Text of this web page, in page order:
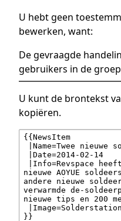
U hebt geen
bewerken, want:
De gevraagde
gebruikers in de groep
U kunt de brontekst
kopiëren.